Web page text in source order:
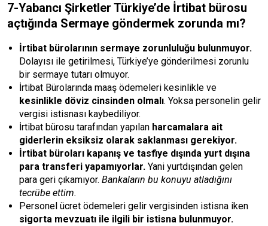
7-Yabancı Şirketler Türkiye’de İrtibat bürosu
açtığında Sermaye göndermek zorunda mı?
İrtibat bürolarının sermaye zorunluluğu bulunmuyor.
Dolayısı ile getirilmesi, Türkiye’ye gönderilmesi zorunlu
bir sermaye tutarı olmuyor.
İrtibat Bürolarında maaş ödemeleri kesinlikle ve
kesinlikle döviz cinsinden olmalı. Yoksa personelin gelir
vergisi istisnası kaybediliyor.
İrtibat bürosu tarafından yapılan harcamalara ait
giderlerin eksiksiz olarak saklanması gerekiyor.
İrtibat büroları kapanış ve tasfiye dışında yurt dışına
para transferi yapamıyorlar. Yani yurtdışından gelen
para geri çıkamıyor. Bankaların bu konuyu atladığını
tecrübe ettim.
Personel ücret ödemeleri gelir vergisinden istisna iken
sigorta mevzuatı ile ilgili bir istisna bulunmuyor.